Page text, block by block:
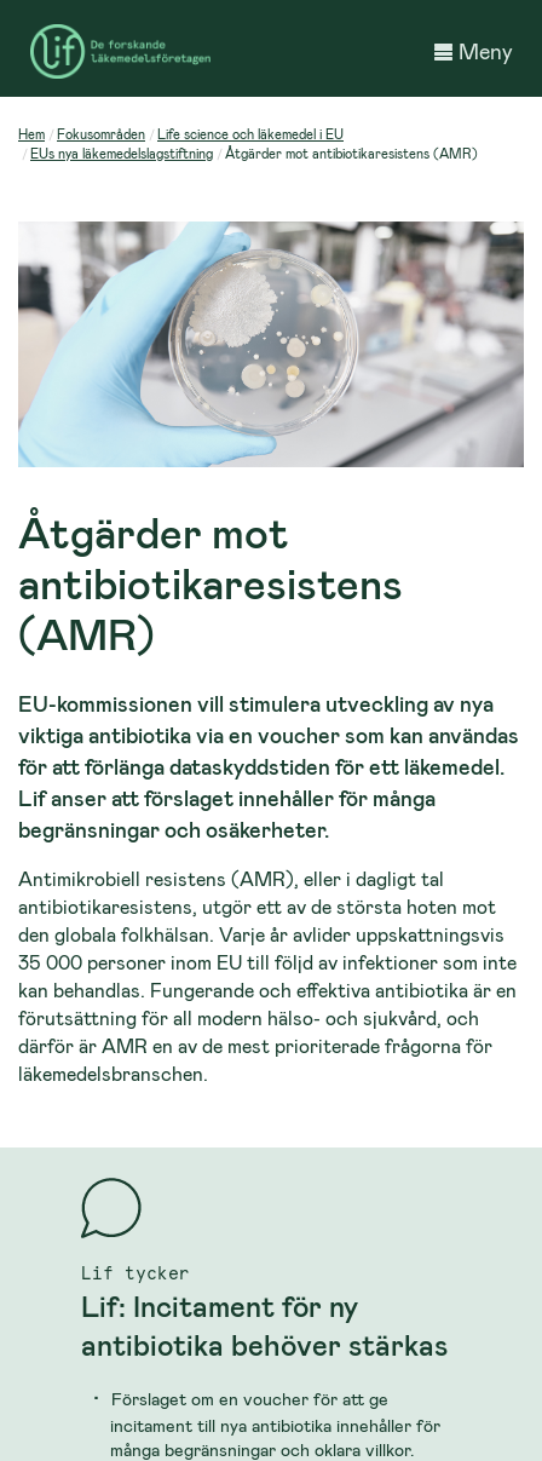
Meny
Hem Fokusområden
Life science och läkemedel i EU
EUs nya läkemedelslagstiftning
Åtgärder mot antibiotikaresistens (AMR)
Åtgärder mot
antibiotikaresistens
(AMR)
EU-kommissionen vill stimulera utveckling av nya
viktiga antibiotika via en voucher som kan användas
för att förlänga dataskyddstiden för ett läkemedel.
Lif anser att förslaget innehåller för många
begränsningar och osäkerheter.
Antimikrobiell resistens (AMR), eller i dagligt tal
antibiotikaresistens, utgör ett av de största hoten mot
den globala folkhälsan. Varje år avlider uppskattningsvis
35 000 personer inom EU till följd av infektioner som inte
kan behandlas. Fungerande och effektiva antibiotika är en
förutsättning för all modern hälso- och sjukvård, och
därför är AMR en av de mest prioriterade frågorna för
läkemedelsbranschen.
Lif tycker
Lif: Incitament för ny
antibiotika behöver stärkas
Förslaget om en voucher för att ge
incitament till nya antibiotika innehåller för
många begränsningar och oklara villkor.